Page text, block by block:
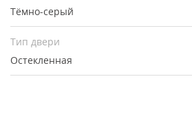
Тёмно-серый
Тип двери
Остекленная